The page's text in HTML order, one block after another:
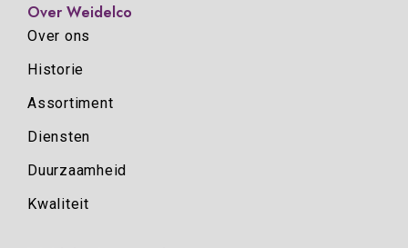
Over Weidelco
Over ons
Historie
Assortiment
Diensten
Duurzaamheid
Kwaliteit